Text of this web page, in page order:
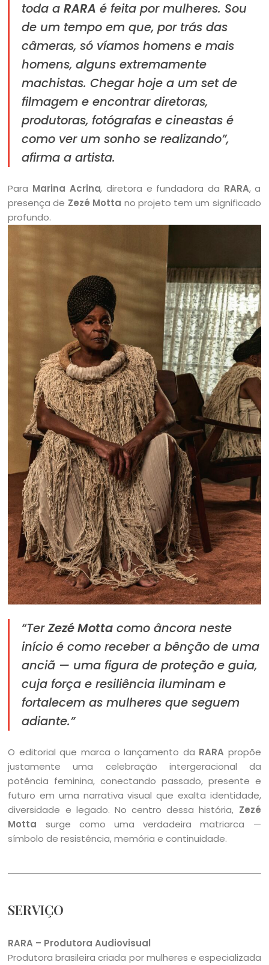
toda aRARA é feita por mulheres. Sou
de um tempo em que, por trás das
câmeras, só víamos homens e mais
homens, alguns extremamente
machistas. Chegar hoje a um set de
filmagem e encontrar diretoras,
produtoras, fotógrafas e cineastas é
como ver um sonho se realizando”,
afirma a artista.
Para Marina Acrina, diretora e fundadora da RARA, a
presença de Zezé Motta no projeto tem um significado
profundo.
“TerZezé Motta como âncora neste
início é como receber a bênção de uma
anciã — uma figura de proteção e guia,
cuja força e resiliência iluminam e
fortalecem as mulheres que seguem
adiante.”
O editorial que marca o lançamento da RARA propõe
justamente uma celebração intergeracional da
potência feminina, conectando passado, presente e
futuro em uma narrativa visual que exalta identidade,
diversidade e legado. No centro dessa história, Zezé
Motta surge como uma verdadeira matriarca —
símbolo de resistência, memória e continuidade.
SERVIÇO
RARA – Produtora Audiovisual
Produtora brasileira criada por mulheres e especializada